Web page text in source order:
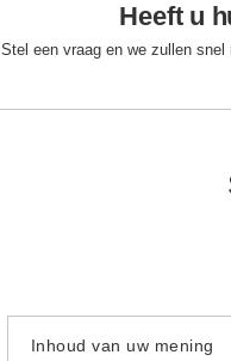
Heeft u
Stel een vraag en we zullen
Inhoud van uw mening